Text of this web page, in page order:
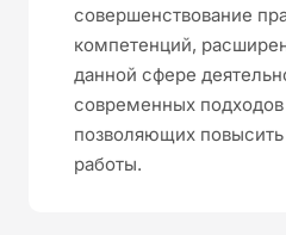
совершенствование
компетенций,
данной сфере
современных
позволяющих
работы.